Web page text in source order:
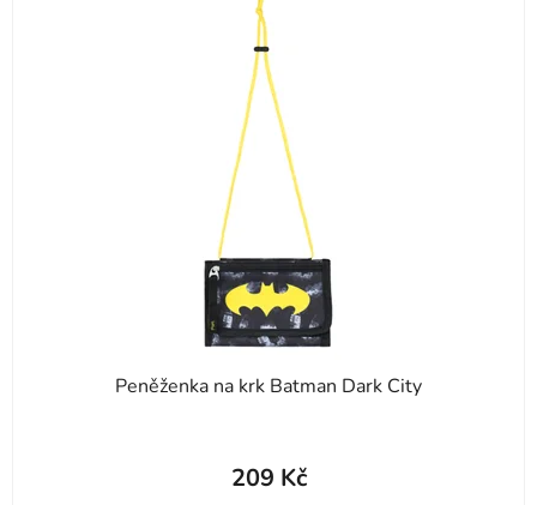
Peněženka na krk Batman Dark City
209 Kč